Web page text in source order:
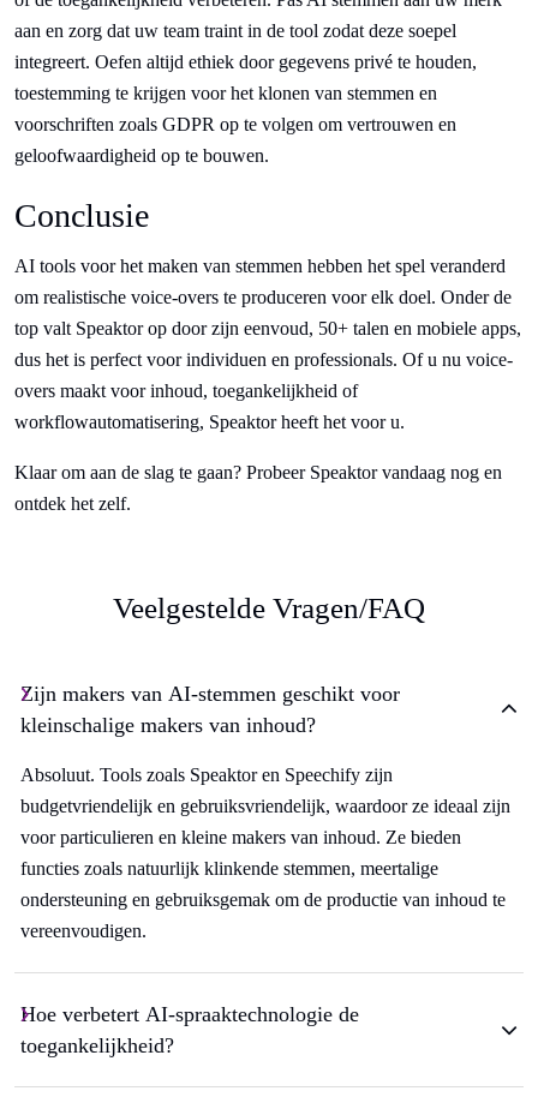
aan en zorg dat uw team traint in de tool zodat deze soepel
integreert. Oefen altijd ethiek door gegevens privé te houden,
toestemming te krijgen voor het klonen van stemmen en
voorschriften zoals GDPR op te volgen om vertrouwen en
geloofwaardigheid op te bouwen.
Conclusie
AI tools voor het maken van stemmen hebben het spel veranderd
om realistische voice-overs te produceren voor elk doel. Onder de
top valt Speaktor op door zijn eenvoud, 50+ talen en mobiele apps,
dus het is perfect voor individuen en professionals. Of u nu voice-
overs maakt voor inhoud, toegankelijkheid of
workflowautomatisering, Speaktor heeft het voor u.
Klaar om aan de slag te gaan? Probeer Speaktor vandaag nog en
ontdek het zelf.
Veelgestelde Vragen/FAQ
Zijn makers van AI-stemmen geschikt voor
kleinschalige makers van inhoud?
Absoluut. Tools zoals Speaktor en Speechify zijn
budgetvriendelijk en gebruiksvriendelijk, waardoor ze ideaal zijn
voor particulieren en kleine makers van inhoud. Ze bieden
functies zoals natuurlijk klinkende stemmen, meertalige
ondersteuning en gebruiksgemak om de productie van inhoud te
vereenvoudigen.
Hoe verbetert AI-spraaktechnologie de
toegankelijkheid?